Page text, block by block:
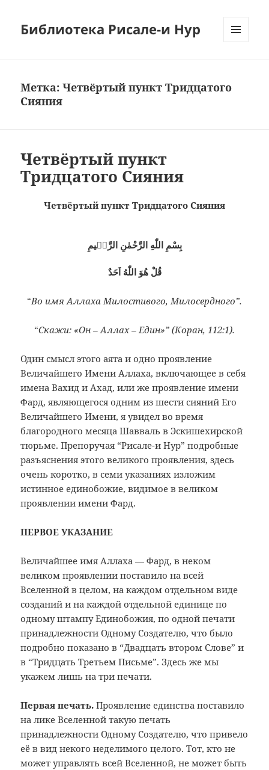
Библиотека Рисале-и Нур
Метка:Четвёртый пункт Тридцатого
Сияния
Четвёртый пункт
Тридцатого Сияния
Четвёртый пункт Тридцатого Сияния
بِسْمِ اللّٰهِ الرَّحْمٰنِ الرَّحٖيمِ
قُلْ هُوَ اللّٰهُ اَحَدٌ
“Во имя Аллаха Милостивого, Милосердного”.
“Скажи: «Он – Аллах – Един»” (Коран, 112:1).
Один смысл этого аята и одно проявление
Величайшего Имени Аллаха, включающее в себя
имена Вахид и Ахад, или же проявление имени
Фард, являющегося одним из шести сияний Его
Величайшего Имени, я увидел во время
благородного месяца Шавваль в Эскишехирской
тюрьме. Препоручая “Рисале-и Нур” подробные
разъяснения этого великого проявления, здесь
очень коротко, в семи указаниях изложим
истинное единобожие, видимое в великом
проявлении имени Фард.
ПЕРВОЕ УКАЗАНИЕ
Величайшее имя Аллаха — Фард, в неком
великом проявлении поставило на всей
Вселенной в целом, на каждом отдельном виде
созданий и на каждой отдельной единице по
одному штампу Единобожия, по одной печати
принадлежности Одному Создателю, что было
подробно показано в “Двадцать втором Слове” и
в “Тридцать Третьем Письме”. Здесь же мы
укажем лишь на три печати.
Первая печать. Проявление единства поставило
на лике Вселенной такую печать
принадлежности Одному Создателю, что привело
её в вид некого неделимого целого. Тот, кто не
может управлять всей Вселенной, не может быть